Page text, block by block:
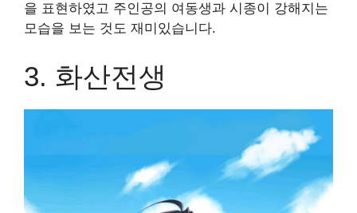
을 표현하였고 주인공의 여동생과 시종이 강해지는
모습을 보는 것도 재미있습니다.
3. 화산전생